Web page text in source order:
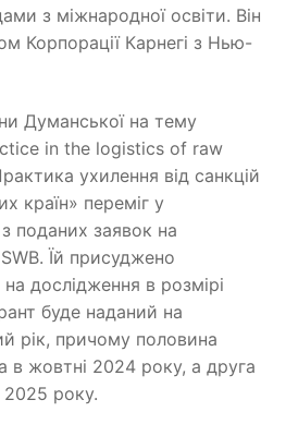
з міжнародної освіти. Він
Корпорації Карнегі з Нью-
Думанської на тему
in the logistics of raw
ухилення від санкцій
країн» переміг у
поданих заявок на
Їй присуджено
на дослідження в розмірі
буде наданий на
рік, причому половина
в жовтні 2024 року, а друга
року.